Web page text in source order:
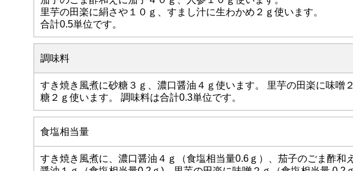
里芋の田楽に絹さや１０ｇ、すまし汁に生わかめ２ｇ使います。
合計0.5単位です。
調味料
すき焼き風煮に砂糖３ｇ、濃口醤油４ｇ使います。 里芋の田楽に味噌
糖２ｇ使います。 調味料は合計0.3単位です。
食塩相当量
すき焼き風煮に、濃口醤油４ｇ（食塩相当量0.6ｇ）、茄子のごま酢和